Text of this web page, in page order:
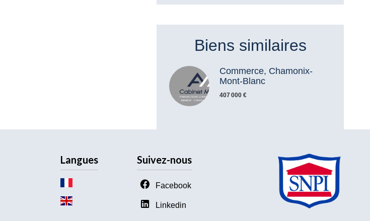
Biens similaires
Commerce, Chamonix-
Mont-Blanc
407 000 €
Langues Suivez-nous
Facebook
Linkedin